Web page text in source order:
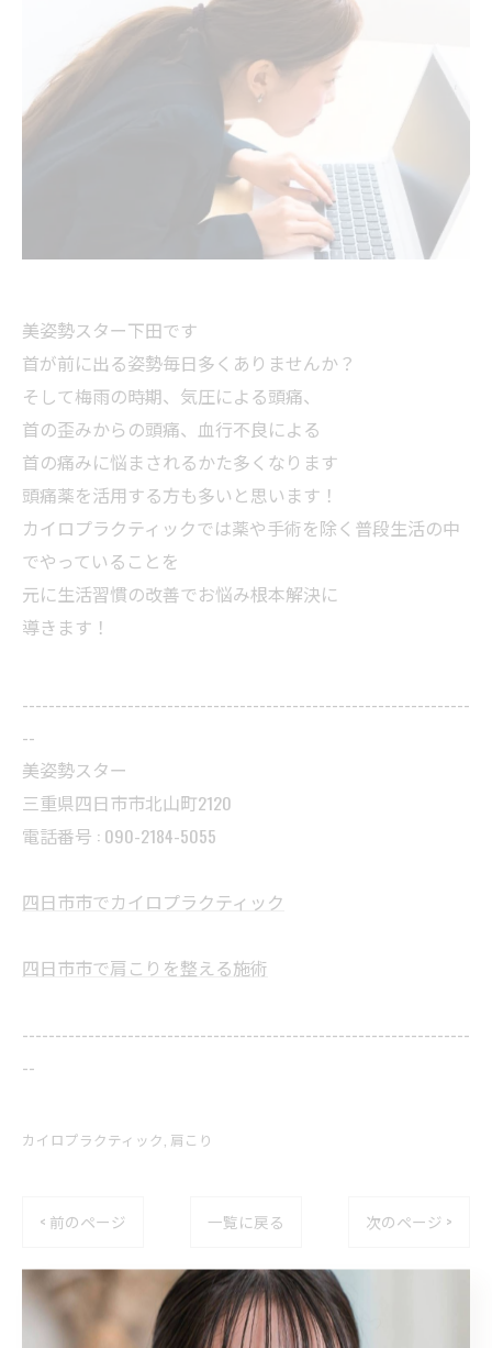
美姿勢スター下田です
首が前に出る姿勢毎日多くありませんか？
そして梅雨の時期、気圧による頭痛、
首の歪みからの頭痛、血行不良による
首の痛みに悩まされるかた多くなります
頭痛薬を活用する方も多いと思います！
カイロプラクティックでは薬や手術を除く普段生活の中
でやっていることを
元に生活習慣の改善でお悩み根本解決に
導きます！
--------------------------------------------------------------------
--
美姿勢スター
三重県四日市市北山町2120
電話番号 : 090-2184-5055
四日市市でカイロプラクティック
四日市市で肩こりを整える施術
--------------------------------------------------------------------
--
カイロプラクティック 肩こり
< 前のページ 一覧に戻る 次のページ >
関連タグ